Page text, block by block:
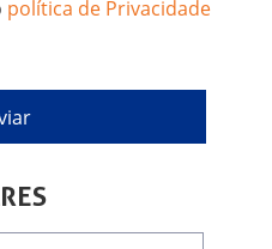
política de Privacidade